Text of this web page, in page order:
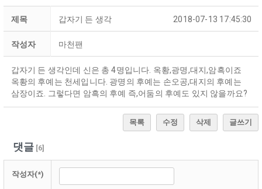
제목 갑자기 든 생각 2018-07-13 17:45:30
작성자 마천팬
갑자기 든 생각인데 신은 총 4명입니다. 옥황,광명,대지,암흑이죠
옥황의 후예는 천세입니다. 광명의 후예는 손오공,대지의 후예는
삼장이죠. 그렇다면 암흑의 후예 즉,어둠의 후예도 있지 않을까요?
목록 수정 삭제 글쓰기
댓글[6]
작성자(*)